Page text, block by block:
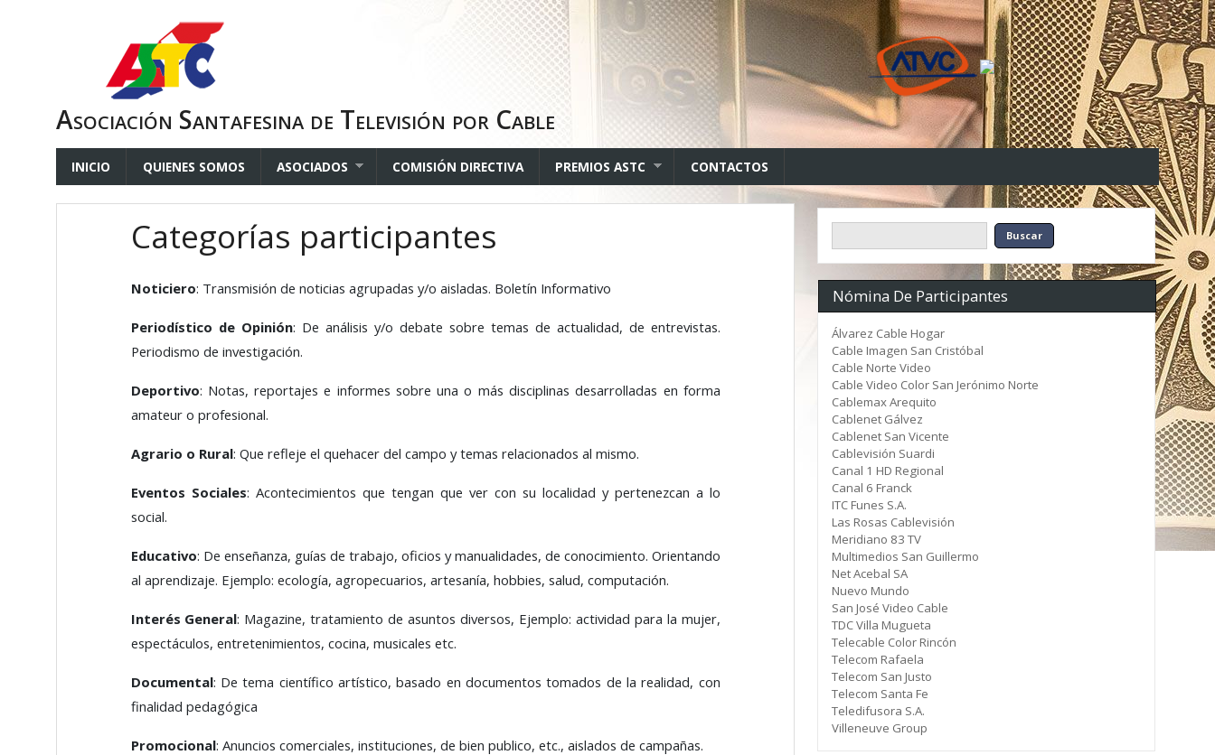
Asociación Santafesina de Televisión por Cable
INICIO QUIENES SOMOS ASOCIADOS COMISIÓN DIRECTIVA PREMIOS ASTC CONTACTOS
Categorías participantes
Noticiero: Transmisión de noticias agrupadas y/o aisladas. Boletín Informativo
Periodístico de Opinión: De análisis y/o debate sobre temas de actualidad, de entrevistas.
Periodismo de investigación.
Deportivo: Notas, reportajes e informes sobre una o más disciplinas desarrolladas en forma
amateur o profesional.
Agrario o Rural: Que refleje el quehacer del campo y temas relacionados al mismo.
Eventos Sociales: Acontecimientos que tengan que ver con su localidad y pertenezcan a lo
social.
Educativo: De enseñanza, guías de trabajo, oficios y manualidades, de conocimiento. Orientando
al aprendizaje. Ejemplo: ecología, agropecuarios, artesanía, hobbies, salud, computación.
Interés General: Magazine, tratamiento de asuntos diversos, Ejemplo: actividad para la mujer,
espectáculos, entretenimientos, cocina, musicales etc.
Documental: De tema científico artístico, basado en documentos tomados de la realidad, con
finalidad pedagógica
Promocional: Anuncios comerciales, instituciones, de bien publico, etc., aislados de campañas.
Nómina De Participantes
Álvarez Cable Hogar
Cable Imagen San Cristóbal
Cable Norte Video
Cable Video Color San Jerónimo Norte
Cablemax Arequito
Cablenet Gálvez
Cablenet San Vicente
Cablevisión Suardi
Canal 1 HD Regional
Canal 6 Franck
ITC Funes S.A.
Las Rosas Cablevisión
Meridiano 83 TV
Multimedios San Guillermo
Net Acebal SA
Nuevo Mundo
San José Video Cable
TDC Villa Mugueta
Telecable Color Rincón
Telecom Rafaela
Telecom San Justo
Telecom Santa Fe
Teledifusora S.A.
Villeneuve Group